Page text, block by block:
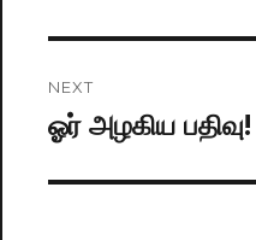
NEXT
Next
ஓர் அழகிய பதிவு!